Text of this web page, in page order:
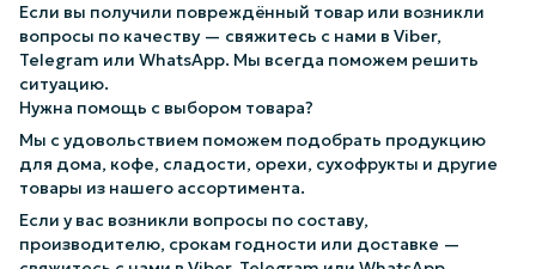
Если вы получили повреждённый товар или возникли
вопросы по качеству — свяжитесь с нами в Viber,
Telegram или WhatsApp. Мы всегда поможем решить
ситуацию.
Нужна помощь с выбором товара?
Мы с удовольствием поможем подобрать продукцию
для дома, кофе, сладости, орехи, сухофрукты и другие
товары из нашего ассортимента.
Если у вас возникли вопросы по составу,
производителю, срокам годности или доставке —